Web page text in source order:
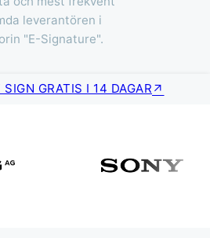
leverantören i
"E-Signature".
SIGN GRATIS I 14 DAGAR